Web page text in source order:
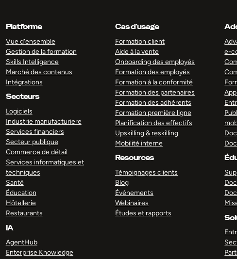
Platforme
Vue d’ensemble
Gestion de la formation
Skills Intelligence
Marché des contenus
Intégrations
Secteurs
Logiciels
Industrie manufacturiere
Services financiers
Secteur publique
Commerce de détail
Services informatiques et
techniques
Santé
Éducation
Hôtellerie
Restaurants
IA
AgentHub
Enterprise Knowledge
Cas d’usage
Formation client
Aide à la vente
Onboarding des employés
Formation des employés
Formation à la conformité
Formation des partenaires
Formation des adhérents
Formation première ligne
Planification des effectifs
Upskilling & reskilling
Mobilité interne
Resources
Témoignages clients
Blog
Événements
Webinaires
Études et rapports
e-